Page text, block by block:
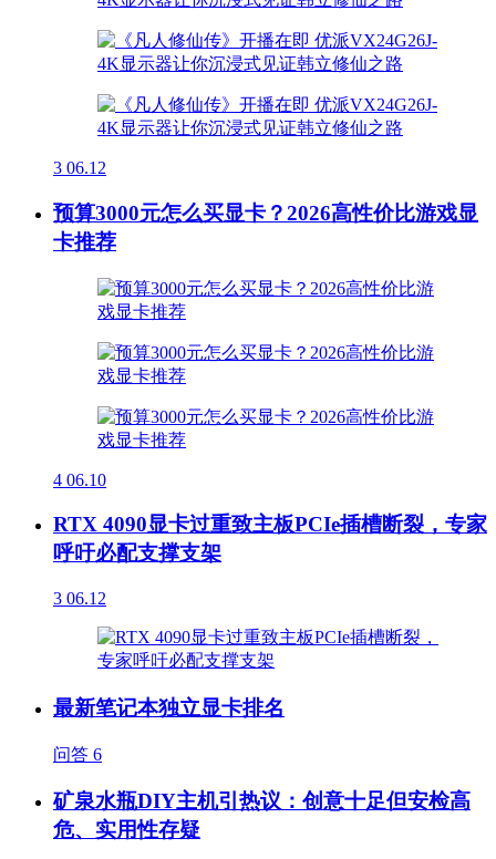
3 06.12
预算3000元怎么买显卡？2026高性价比游戏显
卡推荐
4 06.10
RTX 4090显卡过重致主板PCIe插槽断裂，专家
呼吁必配支撑支架
3 06.12
最新笔记本独立显卡排名
问答 6
矿泉水瓶DIY主机引热议：创意十足但安检高
危、实用性存疑